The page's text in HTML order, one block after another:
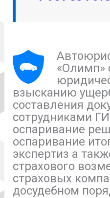
«Олимп»
взысканию
составления
сотрудниками
оспаривание
оспаривание
экспертиз а
страхового
страховых
досудебном